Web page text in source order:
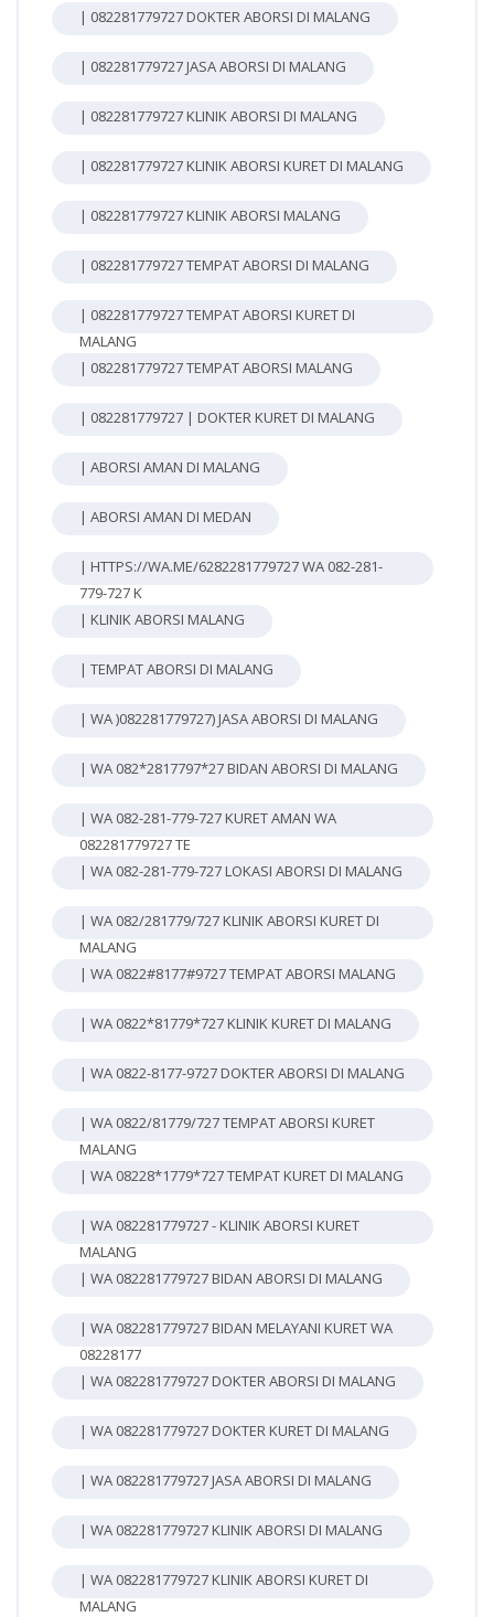
| 082281779727 DOKTER ABORSI DI MALANG
| 082281779727 JASA ABORSI DI MALANG
| 082281779727 KLINIK ABORSI DI MALANG
| 082281779727 KLINIK ABORSI KURET DI MALANG
| 082281779727 KLINIK ABORSI MALANG
| 082281779727 TEMPAT ABORSI DI MALANG
| 082281779727 TEMPAT ABORSI KURET DI
MALANG
| 082281779727 TEMPAT ABORSI MALANG
| 082281779727 | DOKTER KURET DI MALANG
| ABORSI AMAN DI MALANG
| ABORSI AMAN DI MEDAN
| HTTPS://WA.ME/6282281779727 WA 082-281-
779-727 K
| KLINIK ABORSI MALANG
| TEMPAT ABORSI DI MALANG
| WA )082281779727) JASA ABORSI DI MALANG
| WA 082*2817797*27 BIDAN ABORSI DI MALANG
| WA 082-281-779-727 KURET AMAN WA
082281779727 TE
| WA 082-281-779-727 LOKASI ABORSI DI MALANG
| WA 082/281779/727 KLINIK ABORSI KURET DI
MALANG
| WA 0822#8177#9727 TEMPAT ABORSI MALANG
| WA 0822*81779*727 KLINIK KURET DI MALANG
| WA 0822-8177-9727 DOKTER ABORSI DI MALANG
| WA 0822/81779/727 TEMPAT ABORSI KURET
MALANG
| WA 08228*1779*727 TEMPAT KURET DI MALANG
| WA 082281779727 - KLINIK ABORSI KURET
MALANG
| WA 082281779727 BIDAN ABORSI DI MALANG
| WA 082281779727 BIDAN MELAYANI KURET WA
08228177
| WA 082281779727 DOKTER ABORSI DI MALANG
| WA 082281779727 DOKTER KURET DI MALANG
| WA 082281779727 JASA ABORSI DI MALANG
| WA 082281779727 KLINIK ABORSI DI MALANG
| WA 082281779727 KLINIK ABORSI KURET DI
MALANG